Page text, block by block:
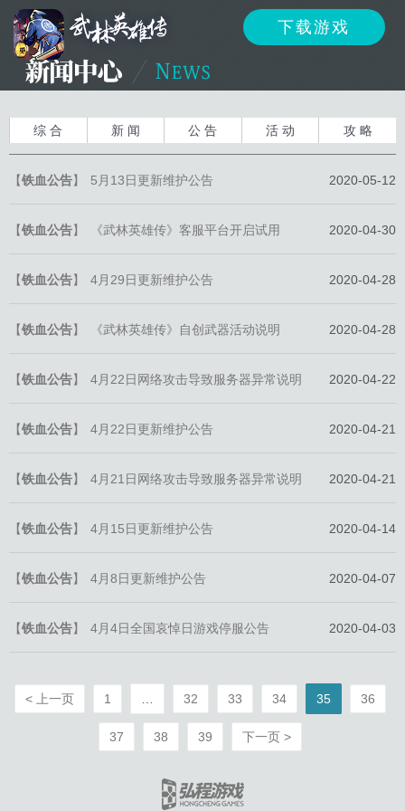
下载游戏
综 合 新 闻 公 告 活 动 攻 略
【铁血公告】 5月13日更新维护公告 2020-05-12
【铁血公告】 《武林英雄传》客服平台开启试用 2020-04-30
【铁血公告】 4月29日更新维护公告 2020-04-28
【铁血公告】 《武林英雄传》自创武器活动说明 2020-04-28
【铁血公告】 4月22日网络攻击导致服务器异常说明 2020-04-22
【铁血公告】 4月22日更新维护公告 2020-04-21
【铁血公告】 4月21日网络攻击导致服务器异常说明 2020-04-21
【铁血公告】 4月15日更新维护公告 2020-04-14
【铁血公告】 4月8日更新维护公告 2020-04-07
【铁血公告】 4月4日全国哀悼日游戏停服公告 2020-04-03
< 上一页 1 … 32 33 34 35 36
37 38 39 下一页 >
资讯
活动 资料 攻略
反馈 下载 客服